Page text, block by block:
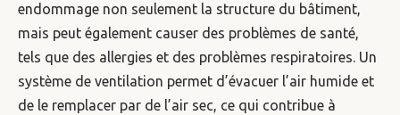
endommage non seulement la structure du bâtiment,
mais peut également causer des problèmes de santé,
tels que des allergies et des problèmes respiratoires. Un
système de ventilation permet d’évacuer l’air humide et
de le remplacer par de l’air sec, ce qui contribue à